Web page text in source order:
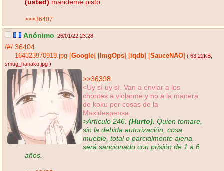
(usted) mandeme pisto.
>>>36407
Anónimo 26/01/22 23:28
/#/ 36404
164323970919.jpg Google ImgOps iqdb SauceNAO ( 63.22KB
smug_hanako.jpg )
>>36398
<Uy sí uy sí. Van a enviar a los
chontes a violarme y no a la manera
de koku por cosas de la
Maxidespensa
>Artículo 246. (Hurto). Quien tomare,
sin la debida autorización, cosa
mueble, total o parcialmente ajena,
será sancionado con prisión de 1 a 6
años.